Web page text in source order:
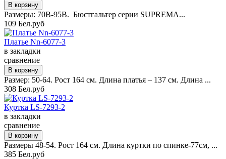
Размеры: 70B-95B. Бюстгальтер серии SUPREMA...
109 Бел.руб
Платье Nn-6077-3
в закладки
сравнение
Размер: 50-64. Рост 164 см. Длина платья – 137 см. Длина ...
308 Бел.руб
Куртка LS-7293-2
в закладки
сравнение
Размеры 48-54. Рост 164 см. Длина куртки по спинке-77см, ...
385 Бел.руб